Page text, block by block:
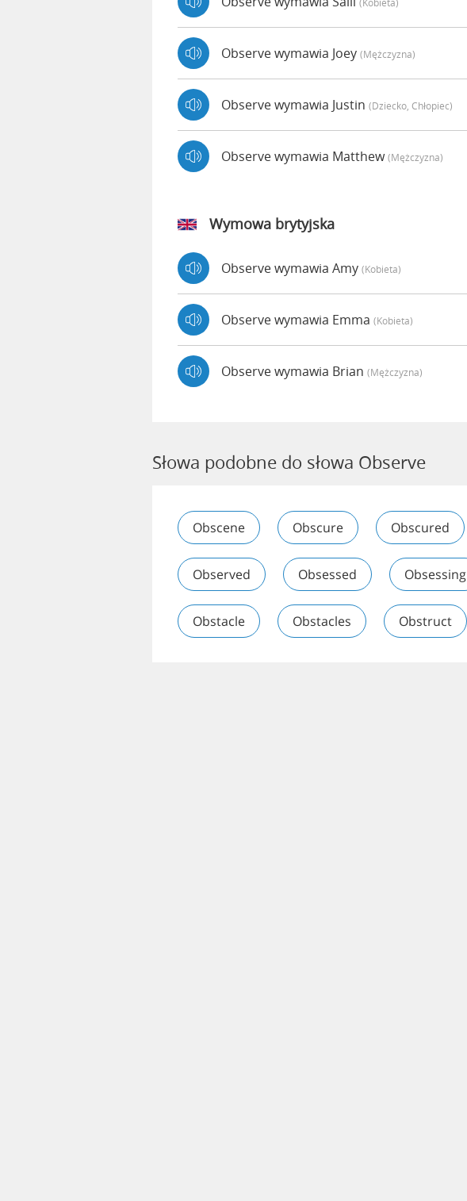
Observe wymawia Joey (mężczyzna)
Observe wymawia Justin (dziecko, Chłopiec)
Observe wymawia Matthew(mężczyzna)
Wymowa brytyjska
Observe wymawia Amy (kobieta)
Observe wymawia Emma (kobieta)
Observe wymawia Brian (mężczyzna)
Słowa podobne do słowa Observe
Obscene Obscure Obscured
Observed Obsessed Obsessing
Obstacle Obstacles Obstruct